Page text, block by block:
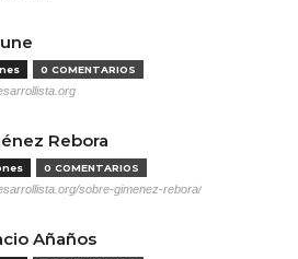
0 COMENTARIOS
Rebora
0 COMENTARIOS
sobre-gimenez-rebora/
Añaños